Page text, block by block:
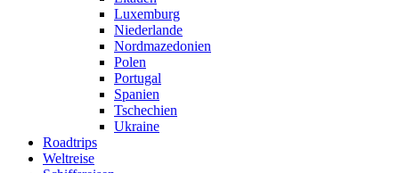
Luxemburg
Niederlande
Nordmazedonien
Polen
Portugal
Spanien
Tschechien
Ukraine
Roadtrips
Weltreise